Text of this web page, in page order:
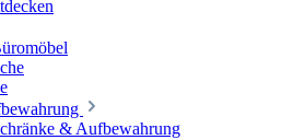
& Aufbewahrung